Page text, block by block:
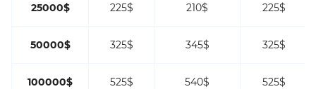
25000$ 225$ 210$ 225$
50000$ 325$ 345$ 325$
100000$ 525$ 540$ 525$